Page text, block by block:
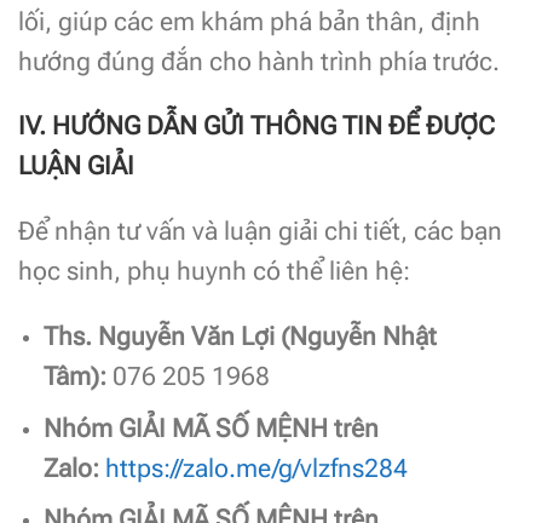
lối, giúp các em khám phá bản thân, định
hướng đúng đắn cho hành trình phía trước.
IV. HƯỚNG DẪN GỬI THÔNG TIN ĐỂ ĐƯỢC
LUẬN GIẢI
Để nhận tư vấn và luận giải chi tiết, các bạn
học sinh, phụ huynh có thể liên hệ:
Ths. Nguyễn Văn Lợi (Nguyễn Nhật
Tâm): 076 205 1968
Nhóm GIẢI MÃ SỐ MỆNH trên
Zalo: https://zalo.me/g/vlzfns284